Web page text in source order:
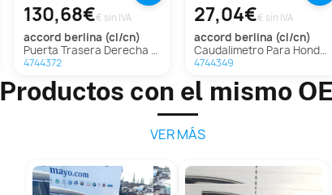
130,68€€ sin IVA
accord berlina (cl/cn)
Puerta Trasera Derecha Para Honda Accord Berlina
4744372
27,04€€ sin IVA
accord berlina (cl/cn)
Caudalimetro Para Honda Accord Berlina
4744349
Productos con el mismo
VER MÁS